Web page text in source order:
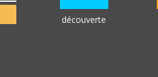
découverte